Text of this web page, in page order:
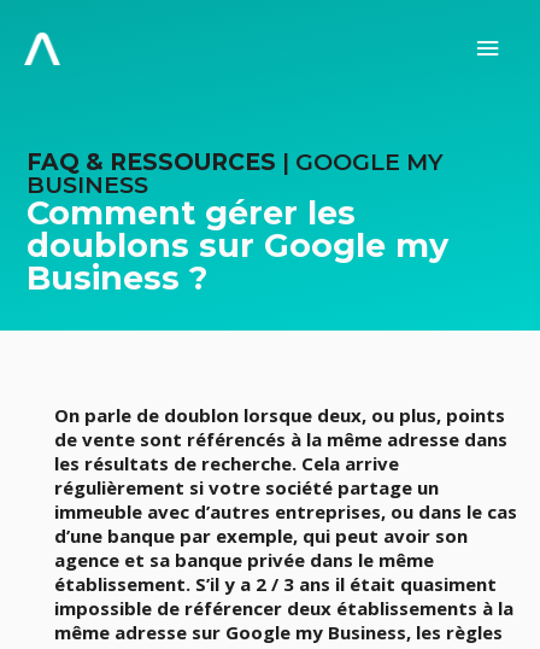
contenu
FAQ & RESSOURCES | GOOGLE MY
BUSINESS
Comment gérer les
doublons sur Google my
Business ?
On parle de doublon lorsque deux, ou plus, points
de vente sont référencés à la même adresse dans
les résultats de recherche. Cela arrive
régulièrement si votre société partage un
immeuble avec d’autres entreprises, ou dans le cas
d’une banque par exemple, qui peut avoir son
agence et sa banque privée dans le même
établissement. S’il y a 2 / 3 ans il était quasiment
impossible de référencer deux établissements à la
même adresse sur Google my Business, les règles